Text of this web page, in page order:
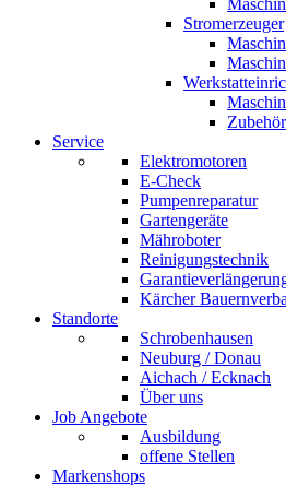
Stromerzeuger
Service
Elektromotoren
E-Check
Pumpenreparatur
Gartengeräte
Mähroboter
Reinigungstechnik
Kärcher
Standorte
Schrobenhausen
Neuburg / Donau
Aichach / Ecknach
Über uns
Job Angebote
Ausbildung
offene Stellen
Markenshops